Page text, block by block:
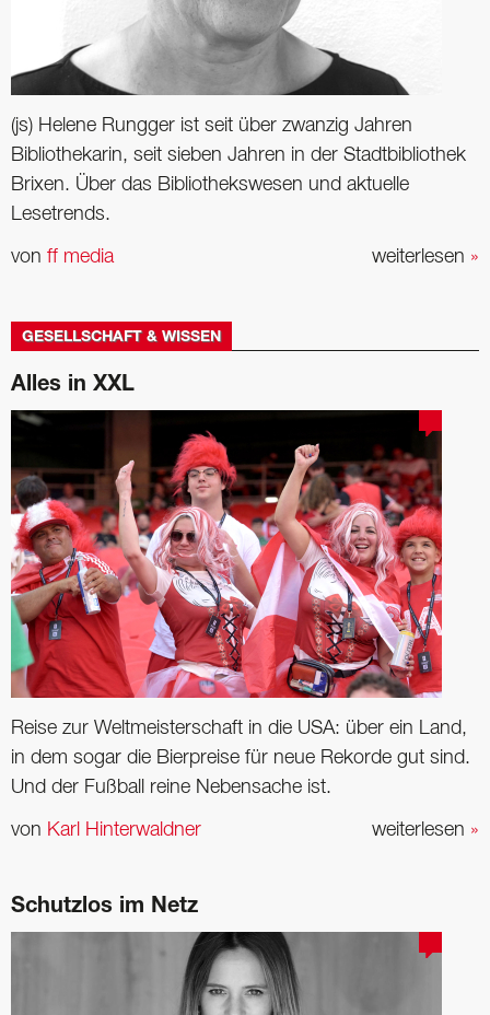
(js) Helene Rungger ist seit über zwanzig Jahren
Bibliothekarin, seit sieben Jahren in der Stadtbibliothek
Brixen. Über das Bibliothekswesen und aktuelle
Lesetrends.
weiterlesen »
von ff media
GESELLSCHAFT & WISSEN
Alles in XXL
Reise zur Weltmeisterschaft in die USA: über ein Land,
in dem sogar die Bierpreise für neue Rekorde gut sind.
Und der Fußball reine Nebensache ist.
weiterlesen »
von Karl Hinterwaldner
Schutzlos im Netz